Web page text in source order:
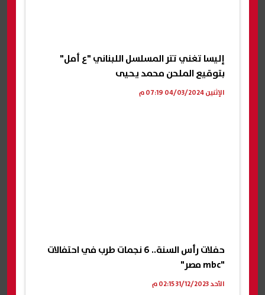
إليسا تغني تتر المسلسل اللبناني "ع أمل"
بتوقيع الملحن محمد يحيى
الإثنين 04/03/2024 07:19 م
حفلات رأس السنة.. 6 نجمات طرب في احتفالات
"mbc مصر"
الأحد 31/12/2023 02:15 م